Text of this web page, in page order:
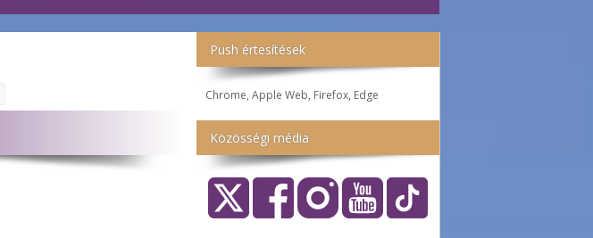
Push értesítések
Chrome, Apple Web, Firefox, Edge
Közösségi média